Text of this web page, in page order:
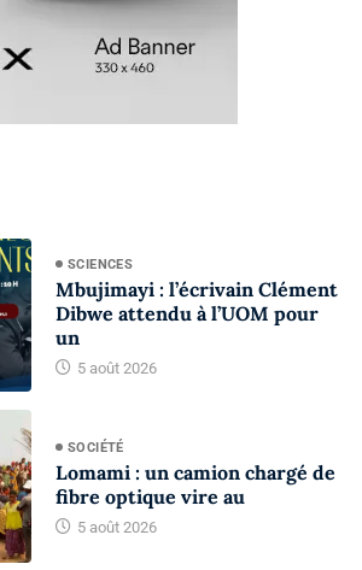
SCIENCES
Mbujimayi : l’écrivain Clément
Dibwe attendu à l’UOM pour
un
5 août 2026
SOCIÉTÉ
Lomami : un camion chargé de
fibre optique vire au
5 août 2026